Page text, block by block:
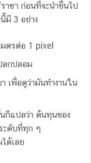
าชา ก่อนที่จะนำขึ้นไป
มี 3 อย่าง
ตรต่อ 1 pixel
ลกปลอม
เพื่อดูว่ามันทำงานใน
ก็แปลว่า ต้นทุนของ
ะดับที่ทุก ๆ
ด้เลย